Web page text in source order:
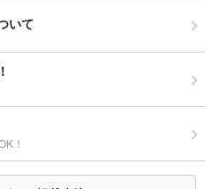
いて
！